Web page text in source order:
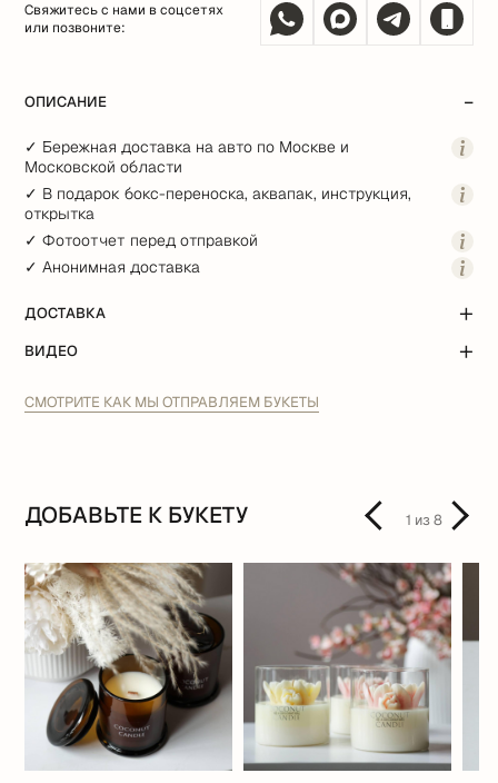
Свяжитесь с нами в соцсетях
или позвоните:
ОПИСАНИЕ
✓ Бережная доставка на авто по Москве и
Московской области
✓ В подарок бокс-переноска, аквапак, инструкция,
открытка
✓ Фотоотчет перед отправкой
✓ Анонимная доставка
ДОСТАВКА
ВИДЕО
СМОТРИТЕ КАК МЫ ОТПРАВЛЯЕМ БУКЕТЫ
ДОБАВЬТЕ К БУКЕТУ 1 из8